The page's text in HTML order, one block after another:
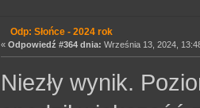
Odp: Słońce - 2024 rok
« Odpowiedź #364 dnia: Września 13, 2024,
Niezły wynik.